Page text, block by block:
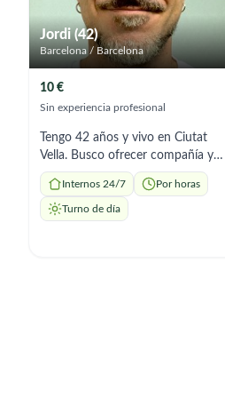
Jordi (42)
Barcelona / Barcelona
10 €
Sin experiencia profesional
Tengo 42 años y vivo en Ciutat
Vella. Busco ofrecer compañía y
apoyo a personas mayores que
necesiten alguien con quien salir a
pasear, conversar, hacer compras o
Internos 24/7 Por horas
Turno de día